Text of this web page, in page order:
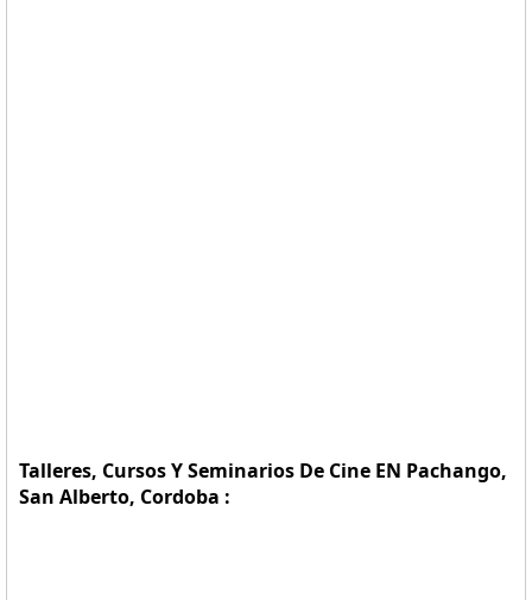
Talleres, Cursos Y Seminarios De Cine EN Pachango,
San Alberto, Cordoba :